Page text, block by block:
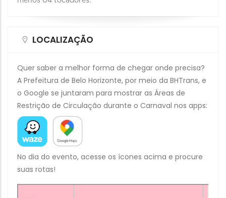
LOCALIZAÇÃO
Quer saber a melhor forma de chegar onde precisa?
A Prefeitura de Belo Horizonte, por meio da BHTrans, e
o Google se juntaram para mostrar as Áreas de
Restrição de Circulação durante o Carnaval nos apps:
No dia do evento, acesse os ícones acima e procure
suas rotas!